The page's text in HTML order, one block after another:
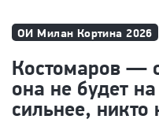
ОИ Милан Кортина 2026
Костомаров —
она не будет
сильнее, никто